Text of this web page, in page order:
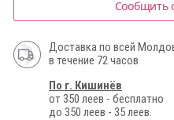
Сообщить
Доставка по всей
в течение 72 часов
По г. Кишинёв
от 350 леев - бесплатно
до 350 леев - 35 леев.